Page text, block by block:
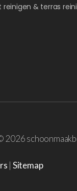
& terras
2026
| Sitemap